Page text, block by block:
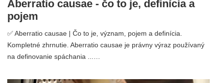
Aberratio causae - čo to je, definícia a
pojem
✅ Aberratio causae | Čo to je, význam, pojem a definícia.
Kompletné zhrnutie. Aberratio causae je právny výraz používaný
na definovanie spáchania ...…